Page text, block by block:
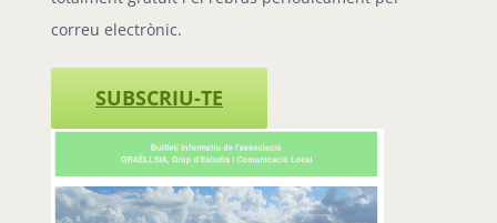
correu electrònic.
SUBSCRIU-TE